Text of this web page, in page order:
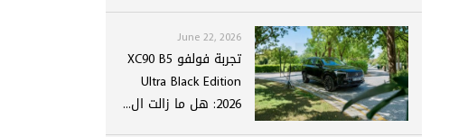
June 22, 2026
تجربة فولفو XC90 B5
Ultra Black Edition
2026: هل ما زالت ال...